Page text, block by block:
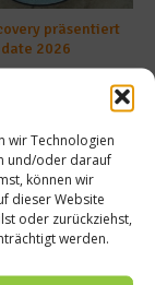
wir Technologien
und/oder darauf
können wir
dieser Website
oder zurückziehst,
werden.
präsentiert
2026